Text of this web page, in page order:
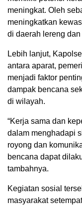
meningkat. Oleh
meningkatkan
di daerah lereng
Lebih lanjut,
antara aparat,
menjadi faktor
dampak bencana
di wilayah.
“Kerja sama dan
dalam menghadapi
royong dan
bencana dapat
tambahnya.
Kegiatan sosial
masyarakat